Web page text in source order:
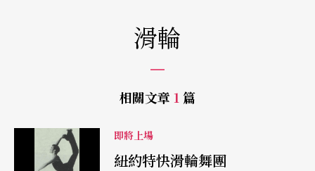
滑輪
相關文章 1 篇
即將上場
紐約特快滑輪舞團